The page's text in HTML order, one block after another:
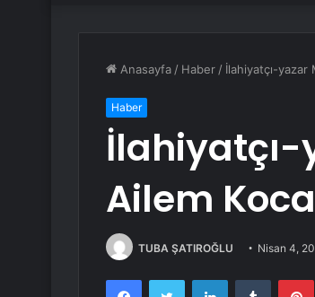
Anasayfa / Haber / İlahiyatçı-yazar
Haber
Ailem
TUBA ŞATIROĞLU Nisan 4,
FacebookTwitter LinkedInTumblr